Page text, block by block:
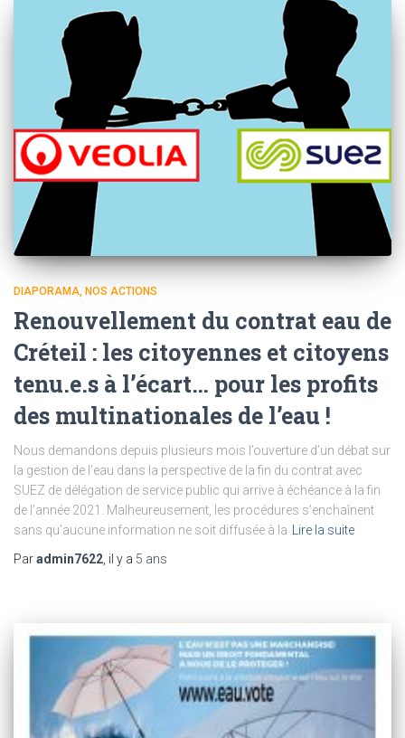
DIAPORAMA NOS ACTIONS
Renouvellement du contrat eau de
Créteil : les citoyennes et citoyens
tenu.e.s à l’écart… pour les profits
des multinationales de l’eau !
Nous demandons depuis plusieurs mois l’ouverture d’un débat sur
la gestion de l’eau dans la perspective de la fin du contrat avec
SUEZ de délégation de service public qui arrive à échéance à la fin
de l’année 2021. Malheureusement, les procédures s’enchaînent
sans qu’aucune information ne soit diffusée à la
Lire la suite
Paradmin7622 , il y a 5 ans